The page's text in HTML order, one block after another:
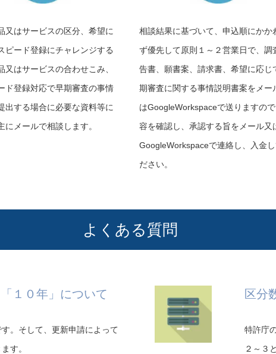
又はサービスの区分、希望に
ピード登録にチャレンジする
又はサービスの合わせこみ、
ド登録対応で早期審査の事情
出する場合に必要な資料等に
にメールで相談します。
相談結果に基づいて、 申込順にかか
ず優先して原則１～２営業日で、調
告書、願書案、請求書、希望に応じ
期審査に関する事情説明書案をメー
はGoogleWorkspaceで送りますの
容を確認し、承認する旨をメール又
GoogleWorkspaceで連絡し、入金し
ださい。
よくある質問
１０年」について
。そして、更新申請によって
す。
区分
特許庁
２～３